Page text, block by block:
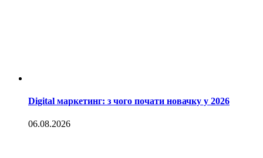
Digital маркетинг: з чого почати новачку у 2026
06.08.2026